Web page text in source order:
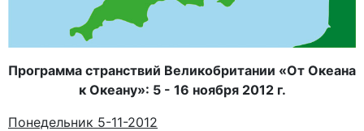
Программа странствий Великобритании «От Океана
к Океану»: 5 - 16 ноября 2012 г.
Понедельник 5-11-2012